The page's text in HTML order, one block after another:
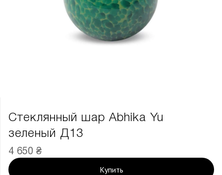
Стеклянный шар Abhika Yu
зеленый Д13
4 650 ₴
Купить